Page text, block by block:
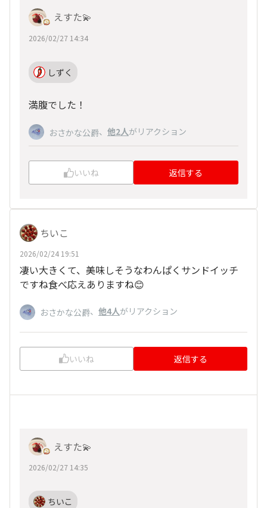
えすた💫
2026/02/27 14:34
しずく
満腹でした！
おさかな公爵、 他2人がリアクション
いいね 返信する
ちいこ
2026/02/24 19:51
凄い大きくて、美味しそうなわんぱくサンドイッチ
ですね食べ応えありますね😊
おさかな公爵、 他4人がリアクション
いいね 返信する
えすた💫
2026/02/27 14:35
ちいこ